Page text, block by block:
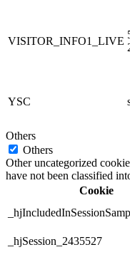
VISITOR_INFO1_LIVE
YSC
Others
Others
Other uncategorized
have not been classified
Cookie
_hjSession_2435527